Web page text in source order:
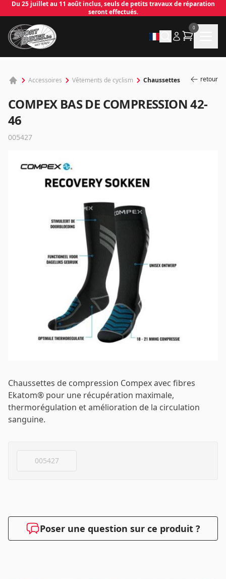
Du 25 juillet au 11 août inclus, seuls de petits travaux de réparation
seront effectués.
0
Accessoires Vêtements de cyclism Chaussettes retour
COMPEX BAS DE COMPRESSION 42-
46
005427
Chaussettes de compression Compex avec fibres
Ekatom® pour une récupération maximale,
thermorégulation et amélioration de la circulation
sanguine.
005427
Poser une question sur ce produit ?
Mot de passe*
Se connecter